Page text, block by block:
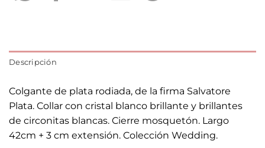
Descripción
Colgante de plata rodiada, de la firma Salvatore
Plata. Collar con cristal blanco brillante y brillantes
de circonitas blancas. Cierre mosquetón. Largo
42cm + 3 cm extensión. Colección Wedding.